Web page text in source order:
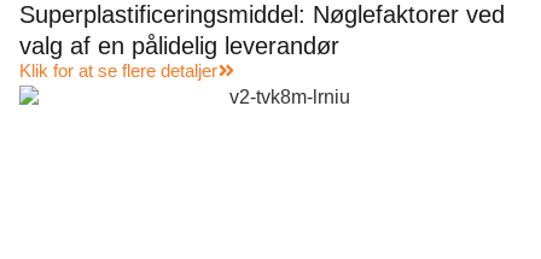
Superplastificeringsmiddel: Nøglefaktorer ved
valg af en pålidelig leverandør
Klik for at se flere detaljer